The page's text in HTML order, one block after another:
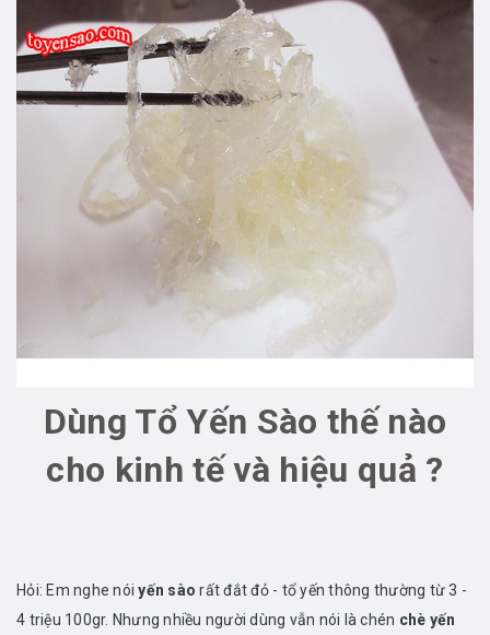
Dùng Tổ Yến Sào thế nào
cho kinh tế và hiệu quả ?
Hỏi: Em nghe nóiyến sào rất đắt đỏ - tổ yến thông thường từ 3 -
4 triệu 100gr. Nhưng nhiều người dùng vẫn nói là chén chè yến